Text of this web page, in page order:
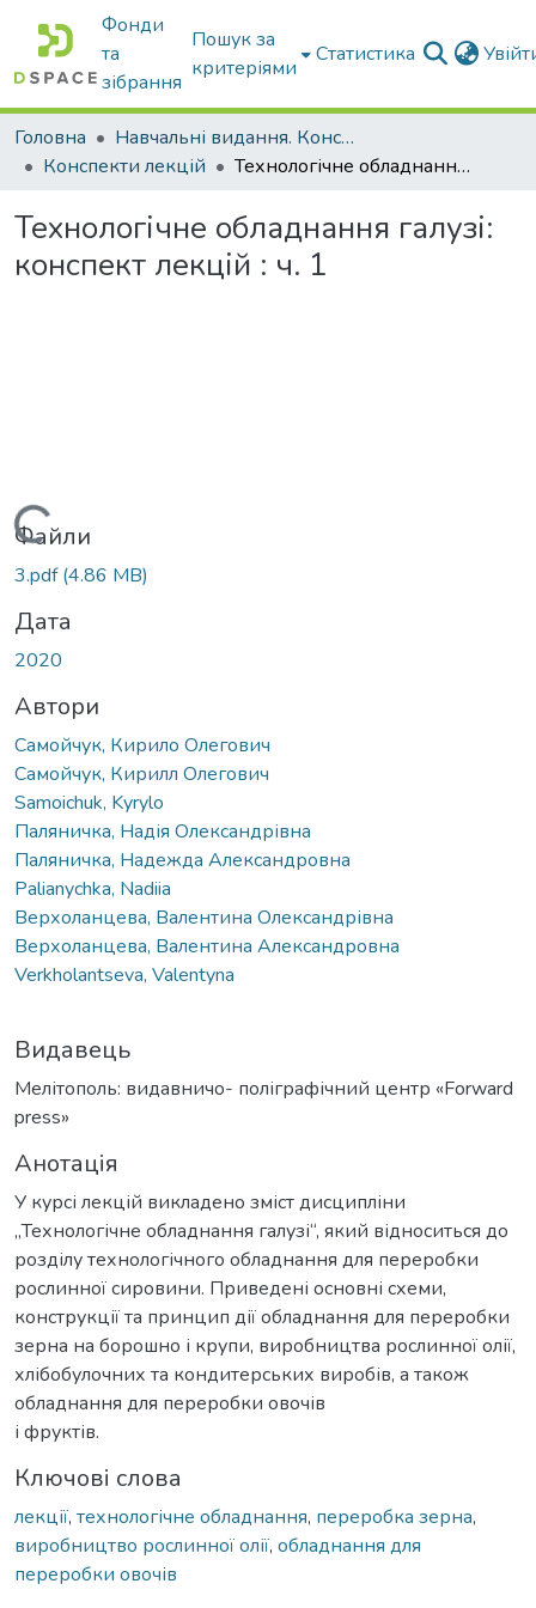
Фонди
та
зібрання
Пошук за
критеріями
Статистика
Головна
Навчальні видання. Конспекти лекцій
Конспекти лекцій
Технологічне обладнання галузі: конспект лекцій : ч. 1
Технологічне обладнання галузі:
конспект лекцій : ч. 1
Вантажиться...
Файли
3.pdf(4.86 MB)
Дата
2020
Автори
Самойчук, Кирило Олегович
Самойчук, Кирилл Олегович
Samoichuk, Kyrylo
Паляничка, Надія Олександрівна
Паляничка, Надежда Александровна
Palianychka, Nadiia
Верхоланцева, Валентина Олександрівна
Верхоланцева, Валентина Александровна
Verkholantseva, Valentyna
Видавець
Мелітополь: видавничо- поліграфічний центр «Forward
press»
Анотація
У курсі лекцій викладено зміст дисципліни
„Технологічне обладнання галузі“, який відноситься до
розділу технологічного обладнання для переробки
рослинної сировини. Приведені основні схеми,
конструкції та принцип дії обладнання для переробки
зерна на борошно і крупи, виробництва рослинної олії,
хлібобулочних та кондитерських виробів, а також
обладнання для переробки овочів
і фруктів.
Ключові слова
лекції, технологічне обладнання, переробка зерна,
виробництво рослинної олії, обладнання для
переробки овочів